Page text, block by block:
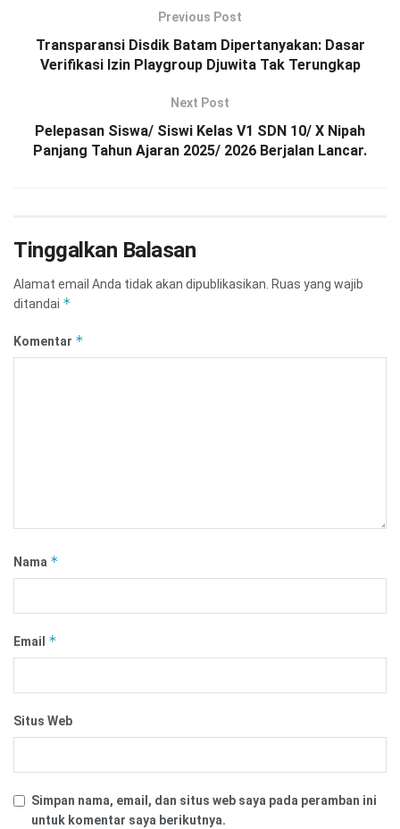
Previous Post
Transparansi Disdik Batam Dipertanyakan: Dasar
Verifikasi Izin Playgroup Djuwita Tak Terungkap
Next Post
Pelepasan Siswa/ Siswi Kelas V1 SDN 10/ X Nipah
Panjang Tahun Ajaran 2025/ 2026 Berjalan Lancar.
Tinggalkan Balasan
Alamat email Anda tidak akan dipublikasikan. Ruas yang wajib
ditandai *
Komentar *
Nama *
Email *
Situs Web
Simpan nama, email, dan situs web saya pada peramban ini
untuk komentar saya berikutnya.